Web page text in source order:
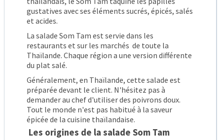
gustatives avec ses éléments sucrés, épicés, salés
et acides.
La salade Som Tam est servie dans les
restaurants et sur les marchés de toute la
Thaïlande. Chaque région a une version différente
du plat salé.
Généralement, en Thaïlande, cette salade est
préparée devant le client. N'hésitez pas à
demander au chef d'utiliser des poivrons doux.
Tout le monde n'est pas habitué à la saveur
épicée de la cuisine thaïlandaise.
Les origines de la salade Som Tam